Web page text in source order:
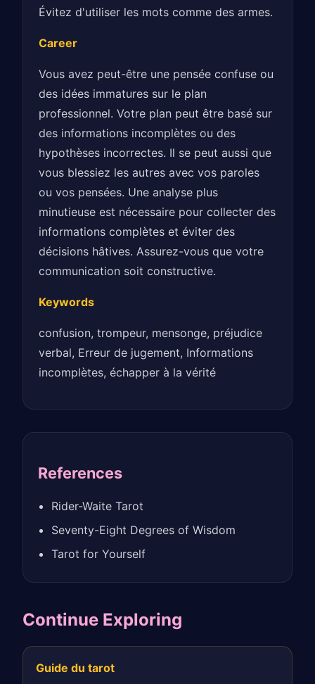
Évitez d'utiliser les mots comme des armes.
Career
Vous avez peut-être une pensée confuse ou
des idées immatures sur le plan
professionnel. Votre plan peut être basé sur
des informations incomplètes ou des
hypothèses incorrectes. Il se peut aussi que
vous blessiez les autres avec vos paroles
ou vos pensées. Une analyse plus
minutieuse est nécessaire pour collecter des
informations complètes et éviter des
décisions hâtives. Assurez-vous que votre
communication soit constructive.
Keywords
confusion, trompeur, mensonge, préjudice
verbal, Erreur de jugement, Informations
incomplètes, échapper à la vérité
References
Rider-Waite Tarot
Seventy-Eight Degrees of Wisdom
Tarot for Yourself
Continue Exploring
Guide du tarot